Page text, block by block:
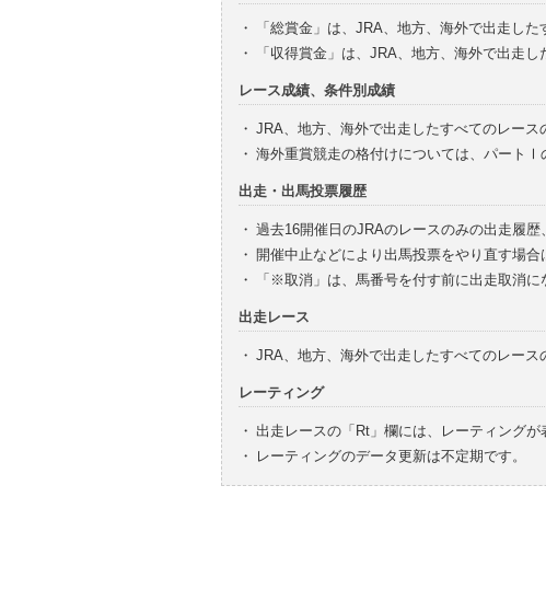
・
「総賞金」は、JRA、地方、海外で出走し
・
「収得賞金」は、JRA、地方、海外で出走
レース成績、条件別成績
・ JRA、地方、海外で出走したすべてのレース
・ 海外重賞競走の格付けについては、パートⅠ
出走・出馬投票履歴
・ 過去16開催日のJRAのレースのみの出走履歴
・ 開催中止などにより出馬投票をやり直す場合
・
「※取消」は、馬番号を付す前に出走取消に
出走レース
・ JRA、地方、海外で出走したすべてのレース
レーティング
・ 出走レースの「Rt」欄には、レーティングが
・
レーティングのデータ更新は不定期です。